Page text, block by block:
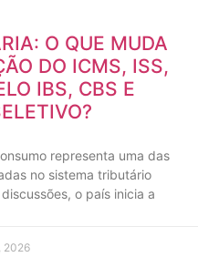
O QUE MUDA
DO ICMS, ISS,
IBS, CBS E
representa uma das
no sistema tributário
o país inicia a
2026